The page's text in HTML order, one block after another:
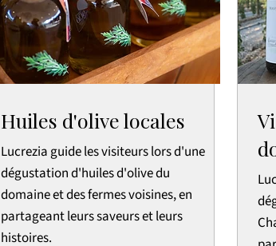
Huiles d'olive locales
Lucrezia guide les visiteurs lors d'une
dégustation d'huiles d'olive du
domaine et des fermes voisines, en
partageant leurs saveurs et leurs
histoires.